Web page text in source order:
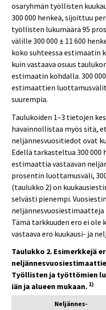
osaryhmän työllisten
300 000 henkeä, sijoittuu
työllisten lukumäärä 95
välille 300 000 ± 11 600
koko suhteessa estimaatin
kuin vastaava osuus
estimaatin kohdalla. 300
estimaattien
suurempia.
Taulukoiden 1–3 tietojen
havainnollistaa myös sitä,
neljännesvuositiedot ovat
Edellä tarkasteltua 300
estimaattia vastaavan
prosentin luottamusväli,
(taulukko 2) on
selvästi pienempi.
Tämä tarkkuuden ero ei ole
vastaava ero kuukausi- ja
Taulukko 2. Esimerkkejä
Työllisten ja työttömien
iän ja alueen mukaan. 1)
Neljännes-